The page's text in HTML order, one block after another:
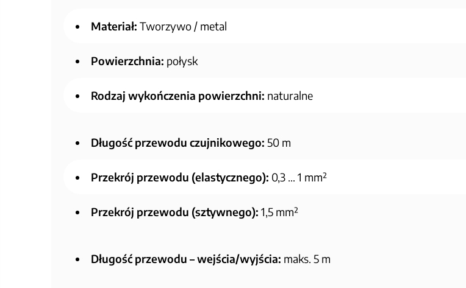
Materiał: Tworzywo / metal
Powierzchnia: połysk
Rodzaj wykończenia powierzchni: naturalne
Długość przewodu czujnikowego: 50 m
Przekrój przewodu (elastycznego): 0,3 … 1 mm²
Przekrój przewodu (sztywnego): 1,5 mm²
Długość przewodu – wejścia/wyjścia: maks. 5 m